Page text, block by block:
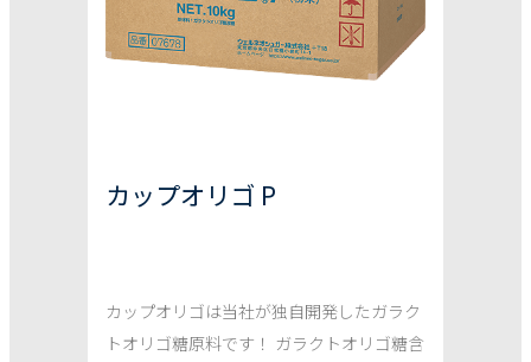
カップオリゴ P
カップオリゴは当社が独自開発したガラク
トオリゴ糖原料です！ ガラクトオリゴ糖含